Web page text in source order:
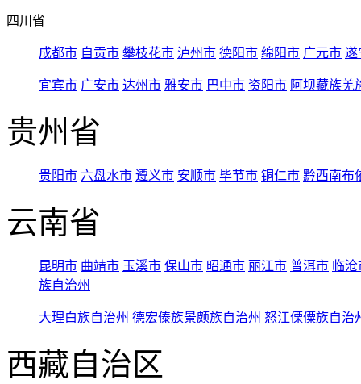
四川省
成都市 自贡市 攀枝花市 泸州市 德阳市 绵阳市 广元市 遂
宜宾市 广安市 达州市 雅安市 巴中市 资阳市 阿坝藏族羌
贵州省
贵阳市 六盘水市 遵义市 安顺市 毕节市 铜仁市 黔西南布
云南省
昆明市 曲靖市 玉溪市 保山市 昭通市 丽江市 普洱市 临
族自治州
大理白族自治州 德宏傣族景颇族自治州 怒江傈僳族自治
西藏自治区